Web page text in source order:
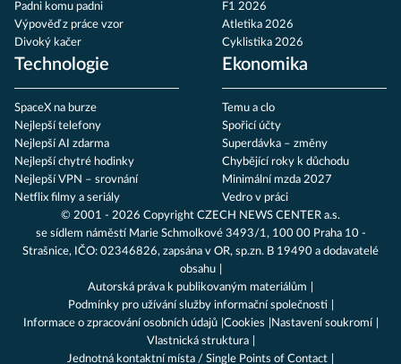
Padni komu padni
Výpověď z práce vzor
Divoký kačer
F1 2026
Atletika 2026
Cyklistika 2026
Technologie
SpaceX na burze
Nejlepší telefony
Nejlepší AI zdarma
Nejlepší chytré hodinky
Nejlepší VPN – srovnání
Netflix filmy a seriály
Ekonomika
Temu a clo
Spořicí účty
Superdávka – změny
Chybějící roky k důchodu
Minimální mzda 2027
Vedro v práci
© 2001 - 2026 Copyright CZECH NEWS CENTER a.s.
se sídlem náměstí Marie Schmolkové 3493/1, 100 00 Praha 10 -
Strašnice, IČO: 02346826, zapsána v OR, sp.zn. B 19490 a dodavatelé
obsahu
Autorská práva k publikovaným materiálům
Podmínky pro užívání služby informační společnosti
Informace o zpracování osobních údajů Cookies
Nastavení soukromí
Vlastnická struktura
Jednotná kontaktní místa / Single Points of Contact